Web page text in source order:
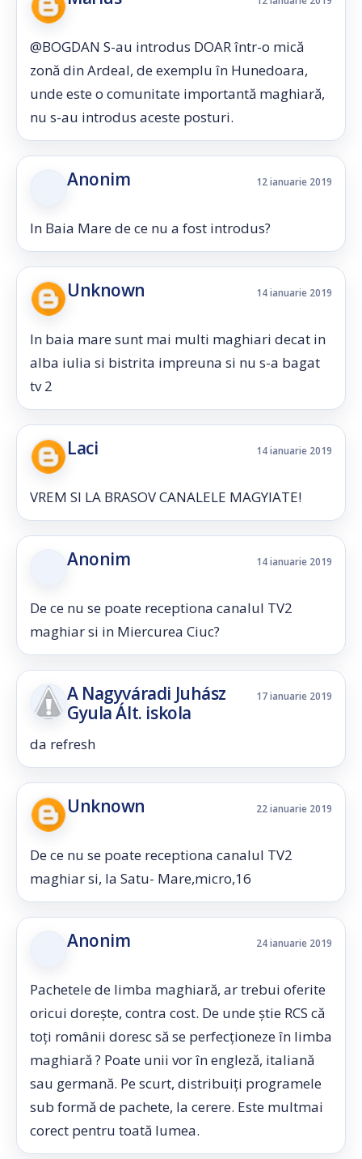
@BOGDAN S-au introdus DOAR într-o mică
zonă din Ardeal, de exemplu în Hunedoara,
unde este o comunitate importantă maghiară,
nu s-au introdus aceste posturi.
Anonim 12 ianuarie 2019
In Baia Mare de ce nu a fost introdus?
Unknown 14 ianuarie 2019
In baia mare sunt mai multi maghiari decat in
alba iulia si bistrita impreuna si nu s-a bagat
tv 2
Laci 14 ianuarie 2019
VREM SI LA BRASOV CANALELE MAGYIATE!
Anonim 14 ianuarie 2019
De ce nu se poate receptiona canalul TV2
maghiar si in Miercurea Ciuc?
A Nagyváradi Juhász
Gyula Ált. iskola
17 ianuarie 2019
da refresh
Unknown 22 ianuarie 2019
De ce nu se poate receptiona canalul TV2
maghiar si, la Satu- Mare,micro,16
Anonim 24 ianuarie 2019
Pachetele de limba maghiară, ar trebui oferite
oricui dorește, contra cost. De unde știe RCS că
toți românii doresc să se perfecționeze în limba
maghiară ? Poate unii vor în engleză, italiană
sau germană. Pe scurt, distribuiți programele
sub formă de pachete, la cerere. Este multmai
corect pentru toată lumea.